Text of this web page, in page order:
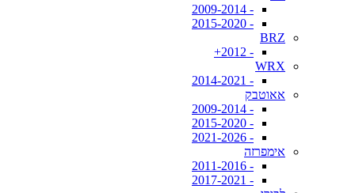
- 2009-2014
- 2015-2020
BRZ
- 2012+
WRX
- 2014-2021
אאוטבק
- 2009-2014
- 2015-2020
- 2021-2026
אימפרזה
- 2011-2016
- 2017-2021